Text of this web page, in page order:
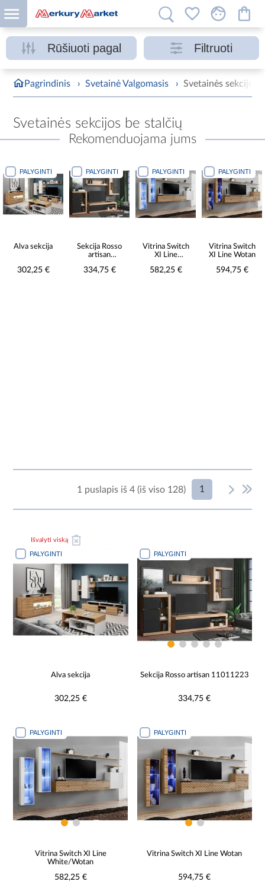
Rūšiuoti pagal Filtruoti
Pagrindinis › Svetainė Valgomasis › Svetainės sekcijos
Svetainės sekcijos be stalčių
Rekomenduojama jums
PALYGINTI
Alva sekcija
302,25 €
PALYGINTI
Sekcija Rosso
artisan
334,75 €
PALYGINTI
Vitrina Switch
XI Line
582,25 €
PALYGINTI
Vitrina Switch
XI Line Wotan
594,75 €
1 puslapis iš 4 (iš viso 128) 1
Išvalyti viską
PALYGINTI
Alva sekcija
302,25 €
PALYGINTI
Sekcija Rosso artisan 11011223
334,75 €
PALYGINTI
Vitrina Switch XI Line
White/Wotan
582,25 €
PALYGINTI
Vitrina Switch XI Line Wotan
594,75 €